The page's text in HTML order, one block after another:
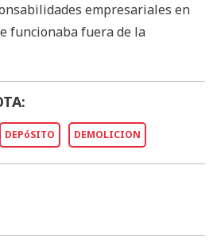
empresariales en
funcionaba fuera de la
DEPóSITO DEMOLICION